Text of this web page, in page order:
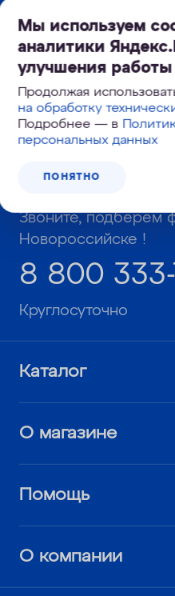
Мы используем
аналитики
улучшения работы
Продолжая
на обработку
Подробнее — в
персональных данных
ПОНЯТНО
Даю согласие
Звоните, подберем
Новороссийске !
8 800 333-
Круглосуточно
Каталог
О магазине
Помощь
О компании